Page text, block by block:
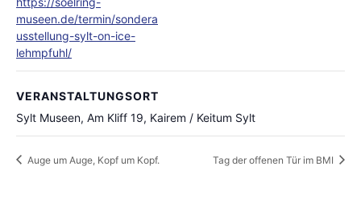
museen.de/termin/sondera
usstellung-sylt-on-ice-
lehmpfuhl/
VERANSTALTUNGSORT
Sylt Museen, Am Kliff 19, Kairem / Keitum Sylt
Auge um Auge, Kopf um Kopf. Tag der offenen Tür im BMI